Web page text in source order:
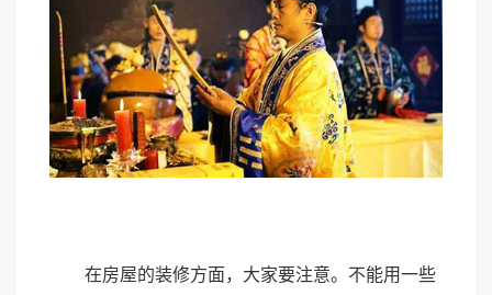
在房屋的装修方面，大家要注意。不能用一些